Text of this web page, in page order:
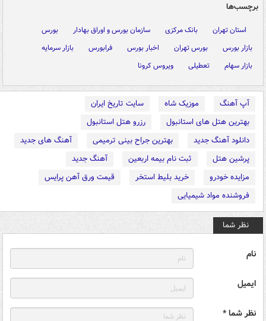
برچسب‌ها
استان تهران بانک مرکزی سازمان بورس و اوراق بهادار
بورس
بازار بورس
بورس تهران اخبار بورس فرابورس
بازار سرمایه
بازار سهام
تعطیلی ویروس کرونا
آپ آهنگ موزیک شاه
سایت تاریخ ایران
بهترین هتل های استانبول
رزرو هتل استانبول
دانلود آهنگ جدید
بهترین جراح بینی ترمیمی
آهنگ های جدید
پرشین هتل
ثبت نام بیمه اربعین
آهنگ جدید
مزایده خودرو
خرید بلیط استخر
قیمت ورق آهن پرایس
فروشنده مواد شیمیایی
نظر شما
نام
ایمیل
نظر شما *